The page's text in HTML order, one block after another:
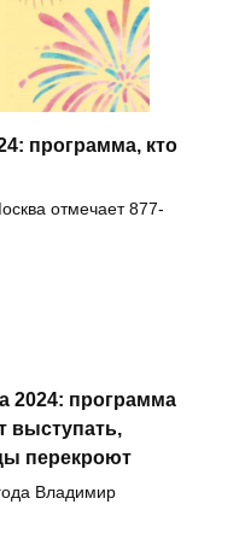
программа, кто
отмечает 877-
2024: программа
выступать,
перекроют
Владимир